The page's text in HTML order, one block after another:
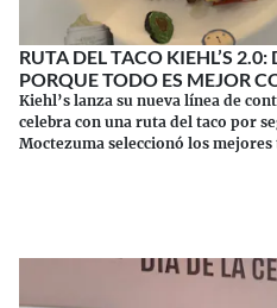
RUTA DEL TACO KIEHL’S
PORQUE TODO ES MEJOR
Kiehl’s lanza su nueva línea de
celebra con una ruta del taco por
Moctezuma seleccionó los mejores